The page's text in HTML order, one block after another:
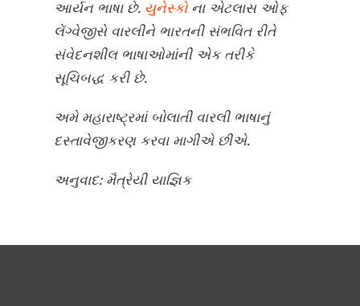
આર્યન ભાષા છે. યુનેસ્કો ના એટલાસ ઓફ
લેંગ્વેજીસે વારલીને ભારતની સંભવિત રીતે
સંવેદનશીલ ભાષાઓમાંની એક તરીકે
સૂચિબદ્ધ કરી છે.
અમે મહારાષ્ટ્રમાં બોલાતી વારલી ભાષાનું
દસ્તાવેજીકરણ કરવા માગીએ છીએ.
અનુવાદ: મૈત્રેયી યાજ્ઞિક